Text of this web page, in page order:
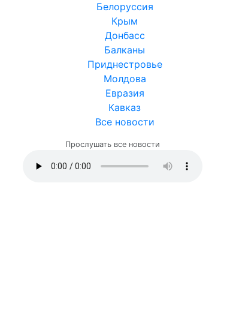
Белоруссия
Крым
Донбасс
Балканы
Приднестровье
Молдова
Евразия
Кавказ
Все новости
Прослушать все новости